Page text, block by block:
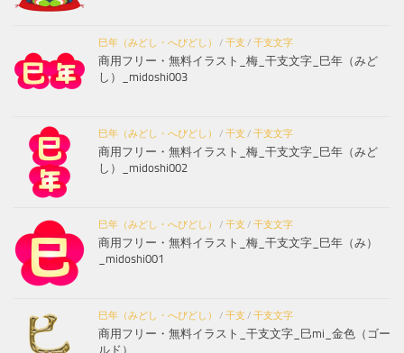
巳年（みどし・へびどし） / 干支 / 干支文字
商用フリー・無料イラスト_梅_干支文字_巳年（みど
し）_midoshi003
巳年（みどし・へびどし） / 干支 / 干支文字
商用フリー・無料イラスト_梅_干支文字_巳年（みど
し）_midoshi002
巳年（みどし・へびどし） / 干支 / 干支文字
商用フリー・無料イラスト_梅_干支文字_巳年（み）
_midoshi001
巳年（みどし・へびどし） / 干支 / 干支文字
商用フリー・無料イラスト_干支文字_巳mi_金色（ゴー
ルド）